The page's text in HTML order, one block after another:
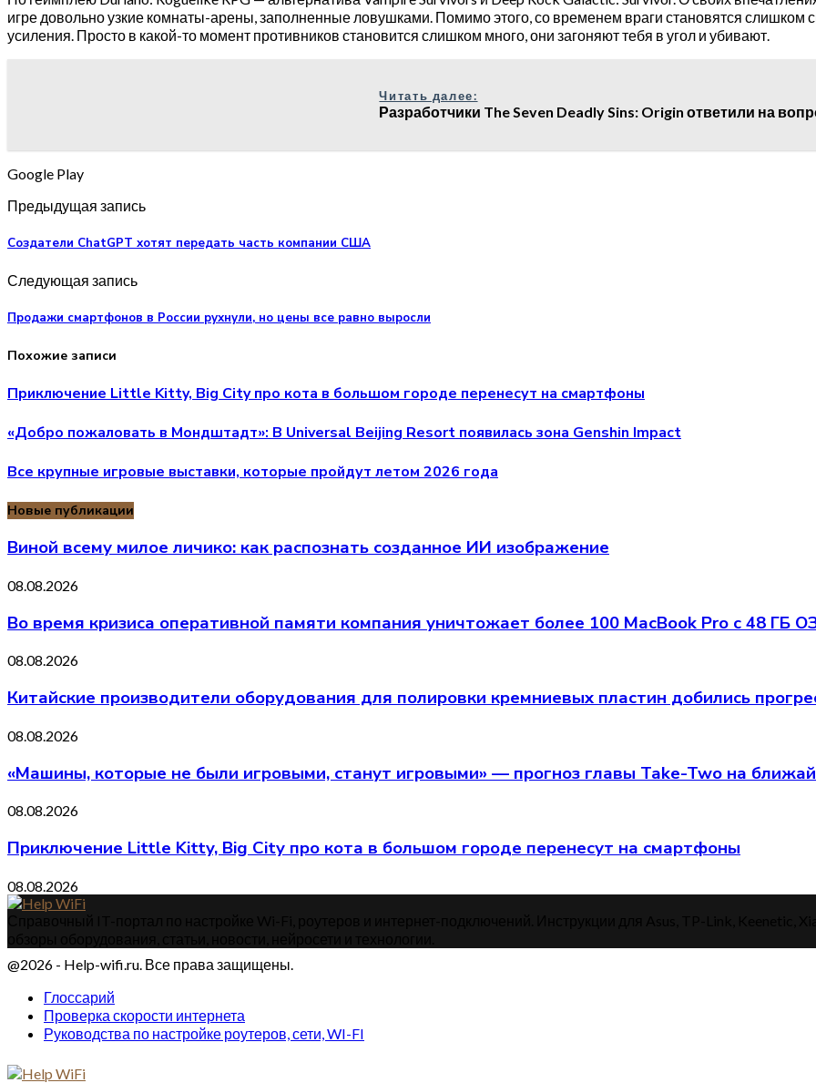
игре довольно узкие комнаты-арены, заполненные ловушками. Помимо этого, со временем враги становятся слишком
усиления. Просто в какой-то момент противников становится слишком много, они загоняют тебя в угол и убивают.
Читать далее:
Разработчики The Seven Deadly Sins: Origin ответили на
Google Play
Предыдущая запись
Создатели ChatGPT хотят передать часть компании США
Следующая запись
Продажи смартфонов в России рухнули, но цены все равно выросли
Похожие записи
Приключение Little Kitty, Big City про кота в большом городе перенесут на смартфоны
«Добро пожаловать в Мондштадт»: В Universal Beijing Resort появилась зона Genshin Impact
Все крупные игровые выставки, которые пройдут летом 2026 года
Новые публикации
Виной всему милое личико: как распознать созданное ИИ изображение
08.08.2026
Во время кризиса оперативной памяти компания уничтожает более 100 MacBook Pro с 48 ГБ
08.08.2026
Китайские производители оборудования для полировки кремниевых пластин добились
08.08.2026
«Машины, которые не были игровыми, станут игровыми» — прогноз главы Take-Two на
08.08.2026
Приключение Little Kitty, Big City про кота в большом городе перенесут на смартфоны
08.08.2026
@2026 - Help-wifi.ru. Все права защищены.
Глоссарий
Проверка скорости интернета
Руководства по настройке роутеров, сети, WI-FI